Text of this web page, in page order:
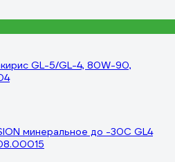
GL-5/GL-4, 80W-90,